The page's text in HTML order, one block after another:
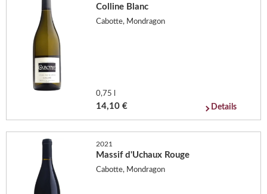
Colline Blanc
Cabotte, Mondragon
0,75 l
14,10 € Details
2021
Massif d'Uchaux Rouge
Cabotte, Mondragon